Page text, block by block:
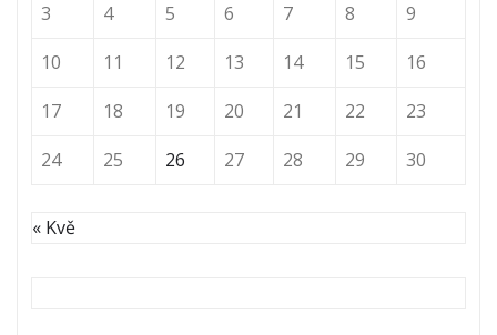
3
4 5 6 7 8
9
10
11 12 13 14 15
16
17
18 19 20 21 22
23
24
25 26 27 28 29 30
« Kvě